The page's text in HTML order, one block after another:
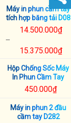
Máy in phun cầm tay
tích hợp băng tải D08
14.500.000₫
–
15.375.000₫
giá:
14.500.000₫
đến
15.375.000₫
Hộp Chống Sốc Máy
In Phun Cầm Tay
450.000₫
Máy in phun 2 đầu
cầm tay D282